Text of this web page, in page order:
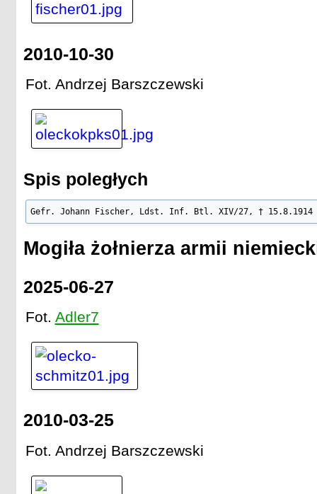
2010-10-30
Fot. Andrzej Barszczewski
Spis poległych
Gefr. Johann Fischer, Ldst. Inf. Btl. XIV/27, † 15.8.1914
Mogiła żołnierza armii
2025-06-27
Fot. Adler7
2010-03-25
Fot. Andrzej Barszczewski